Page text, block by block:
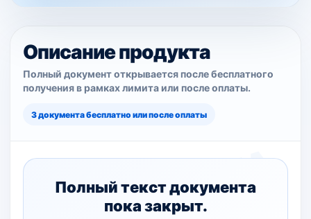
Описание продукта
Полный документ открывается после бесплатного
получения в рамках лимита или после оплаты.
3 документа бесплатно или после оплаты
Полный текст документа
пока закрыт.